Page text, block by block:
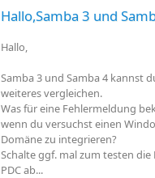
Hallo,Samba 3 und
Hallo,
Samba 3 und Samba 4 kannst
weiteres vergleichen.
Was für eine Fehlermeldung
wenn du versuchst einen
Domäne zu integrieren?
Schalte ggf. mal zum testen die
PDC ab...